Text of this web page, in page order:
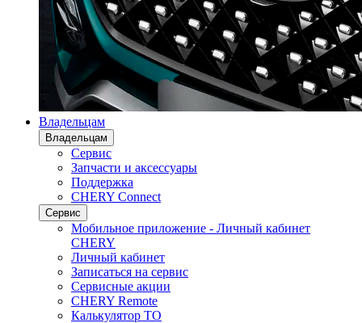
Владельцам
Владельцам
Сервис
Запчасти и аксессуары
Поддержка
CHERY Connect
Сервис
Мобильное приложение - Личный кабинет
CHERY
Личный кабинет
Записаться на сервис
Сервисные акции
CHERY Remote
Калькулятор ТО